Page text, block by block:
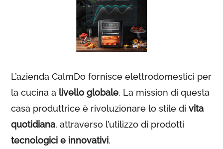
L’azienda CalmDo fornisce elettrodomestici per
la cucina a livello globale. La mission di questa
casa produttrice è rivoluzionare lo stile divita
quotidiana, attraverso l’utilizzo di prodotti
tecnologici e innovativi.